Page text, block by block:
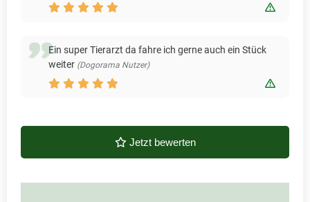
Ein super Tierarzt da fahre ich gerne auch ein Stück
weiter (Dogorama Nutzer)
Jetzt bewerten